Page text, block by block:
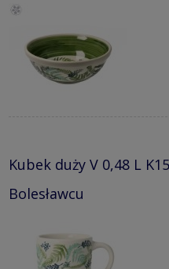
Kubek duży V 0,48 L
Bolesławcu